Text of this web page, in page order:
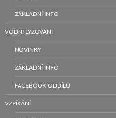
ZÁKLADNÍ INFO
VODNÍ LYŽOVÁNÍ
NOVINKY
ZÁKLADNÍ INFO
FACEBOOK ODDÍLU
VZPÍRÁNÍ